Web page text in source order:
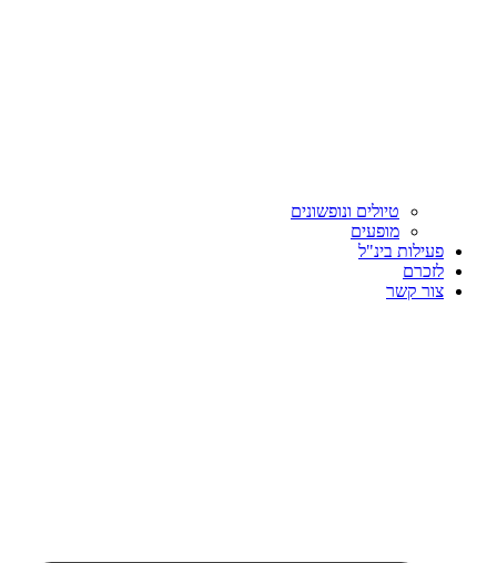
טיולים ונופשונים
מופעים
פעילות בינ"ל
לזכרם
צור קשר